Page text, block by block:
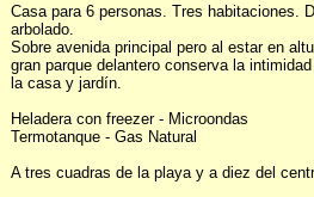
Casa para 6 personas. Tres habitaciones.
arbolado.
Sobre avenida principal pero al estar en
gran parque delantero conserva la
la casa y jardín.
Heladera con freezer - Microondas
Termotanque - Gas Natural
A tres cuadras de la playa y a diez del